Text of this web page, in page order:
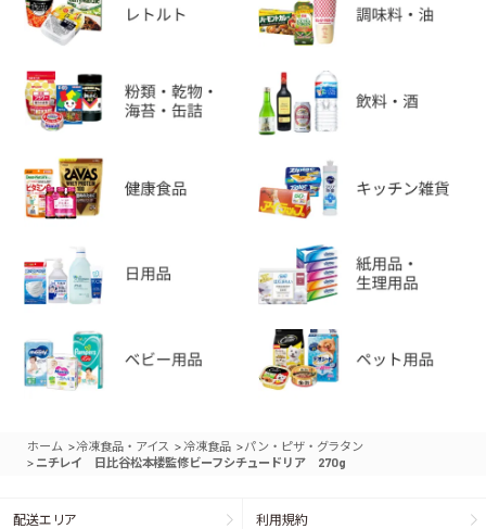
ホーム >冷凍食品・アイス > 冷凍食品 >パン・ピザ・グラタン
> ニチレイ 日比谷松本楼監修ビーフシチュードリア 270g
配送エリア 利用規約